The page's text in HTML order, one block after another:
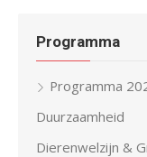
Programma
Programma
Duurzaamheid
Dierenwelzijn &